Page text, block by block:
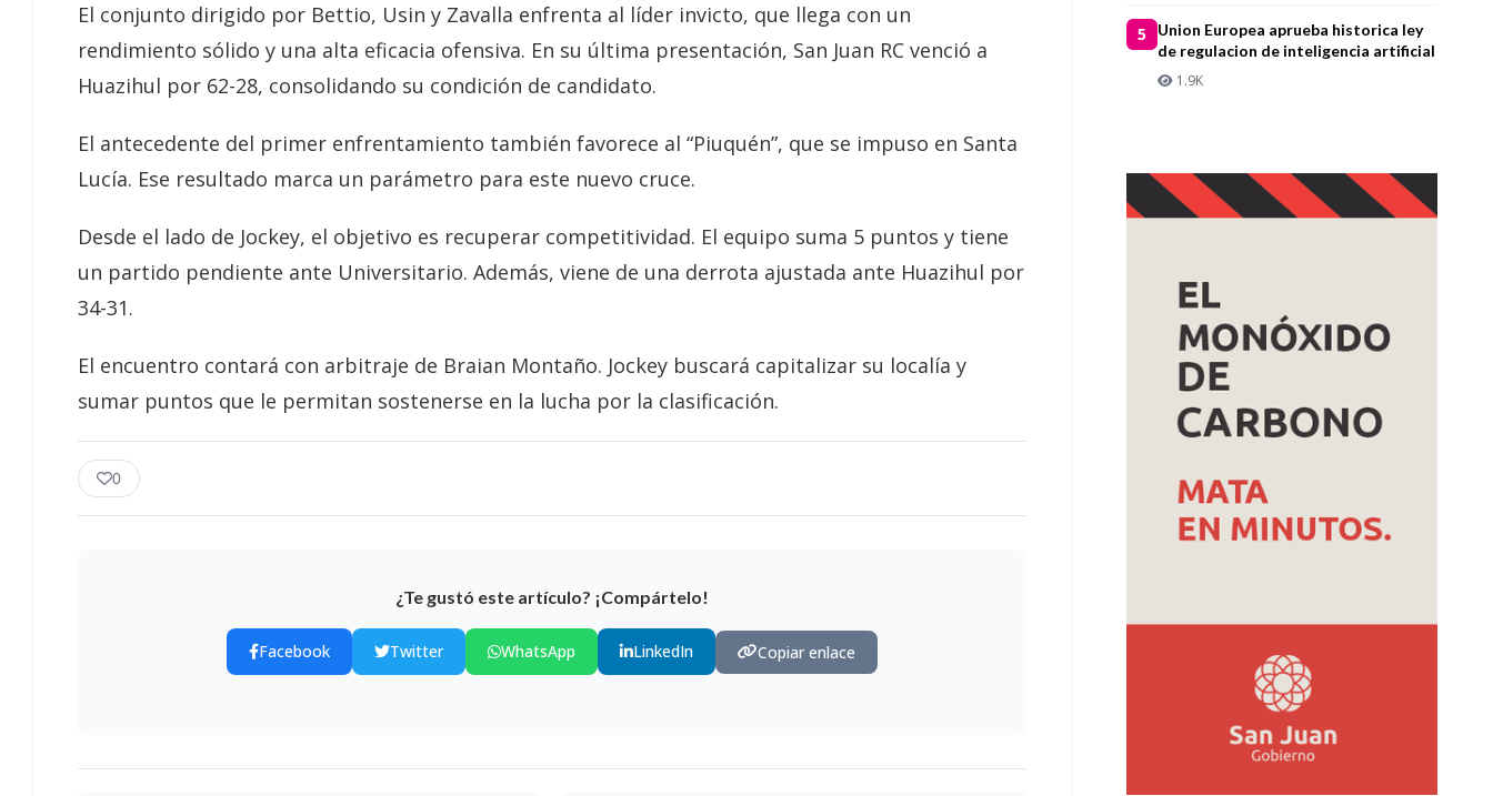
El conjunto dirigido por Bettio, Usin y Zavalla enfrenta al líder invicto, que llega con un
rendimiento sólido y una alta eficacia ofensiva. En su última presentación, San Juan RC venció a
Huazihul por 62-28, consolidando su condición de candidato.
El antecedente del primer enfrentamiento también favorece al “Piuquén”, que se impuso en Santa
Lucía. Ese resultado marca un parámetro para este nuevo cruce.
Desde el lado de Jockey, el objetivo es recuperar competitividad. El equipo suma 5 puntos y tiene
un partido pendiente ante Universitario. Además, viene de una derrota ajustada ante Huazihul por
34-31.
El encuentro contará con arbitraje de Braian Montaño. Jockey buscará capitalizar su localía y
sumar puntos que le permitan sostenerse en la lucha por la clasificación.
0
¿Te gustó este artículo? ¡Compártelo!
Facebook Twitter WhatsApp LinkedIn Copiar enlace
5
Union Europea aprueba historica ley
de regulacion de inteligencia artificial
1.9K